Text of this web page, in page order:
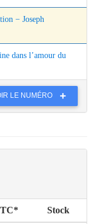
− Joseph
dans l’amour du
LE NUMÉRO
Stock